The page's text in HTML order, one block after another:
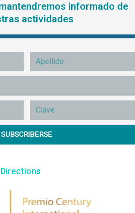
informado de
actividades
SUBSCRIBERSE